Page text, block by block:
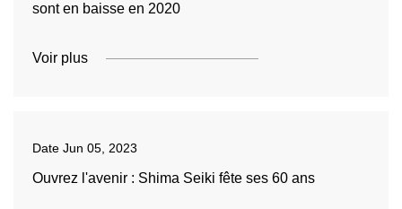
sont en baisse en 2020
Voir plus
Date Jun 05, 2023
Ouvrez l'avenir : Shima Seiki fête ses 60 ans